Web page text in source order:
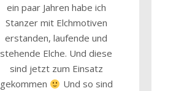
ein paar Jahren habe ich
Stanzer mit Elchmotiven
erstanden, laufende und
stehende Elche. Und diese
sind jetzt zum Einsatz
gekommen
Und so sind